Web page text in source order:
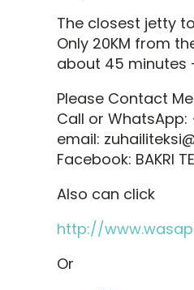
The closest jetty
Only 20KM from
about 45 minutes
Please Contact Me
Call or WhatsApp:
email:
Facebook: BAKRI
Also can click
http://
Or